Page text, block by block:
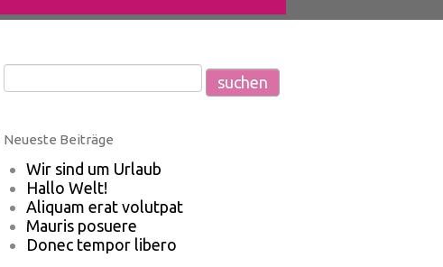
Neueste Beiträge
Wir sind um Urlaub
Hallo Welt!
Aliquam erat volutpat
Mauris posuere
Donec tempor libero